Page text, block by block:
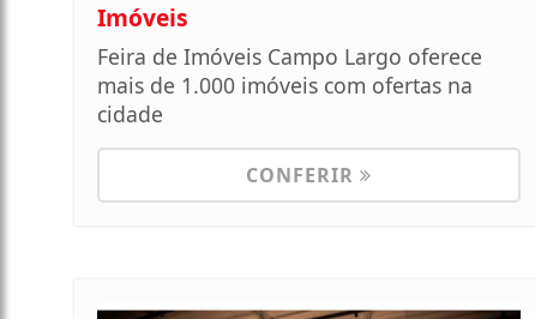
Imóveis
Feira de Imóveis Campo Largo oferece
mais de 1.000 imóveis com ofertas na
cidade
CONFERIR